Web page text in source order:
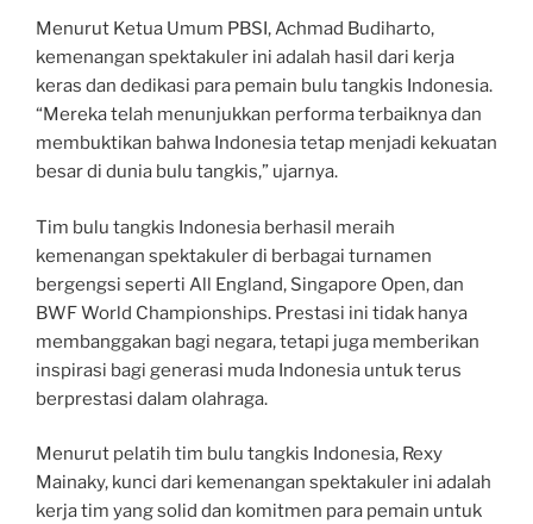
Menurut Ketua Umum PBSI, Achmad Budiharto,
kemenangan spektakuler ini adalah hasil dari kerja
keras dan dedikasi para pemain bulu tangkis Indonesia.
“Mereka telah menunjukkan performa terbaiknya dan
membuktikan bahwa Indonesia tetap menjadi kekuatan
besar di dunia bulu tangkis,” ujarnya.
Tim bulu tangkis Indonesia berhasil meraih
kemenangan spektakuler di berbagai turnamen
bergengsi seperti All England, Singapore Open, dan
BWF World Championships. Prestasi ini tidak hanya
membanggakan bagi negara, tetapi juga memberikan
inspirasi bagi generasi muda Indonesia untuk terus
berprestasi dalam olahraga.
Menurut pelatih tim bulu tangkis Indonesia, Rexy
Mainaky, kunci dari kemenangan spektakuler ini adalah
kerja tim yang solid dan komitmen para pemain untuk